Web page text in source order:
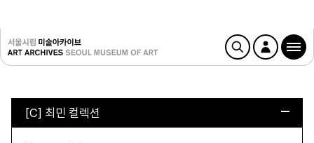
[C] 최민 컬렉션